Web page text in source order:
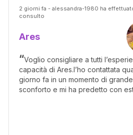
2 giorni fa - alessandra-1980 ha
consulto
Ares
Voglio consigliare a tutti
capacità di Ares.l’ho contattata
giorno fa in un momento di grande
sconforto e mi ha predetto con